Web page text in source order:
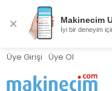
× Makinecim
İyi bir deneyim
Üye Girişi Üye Ol